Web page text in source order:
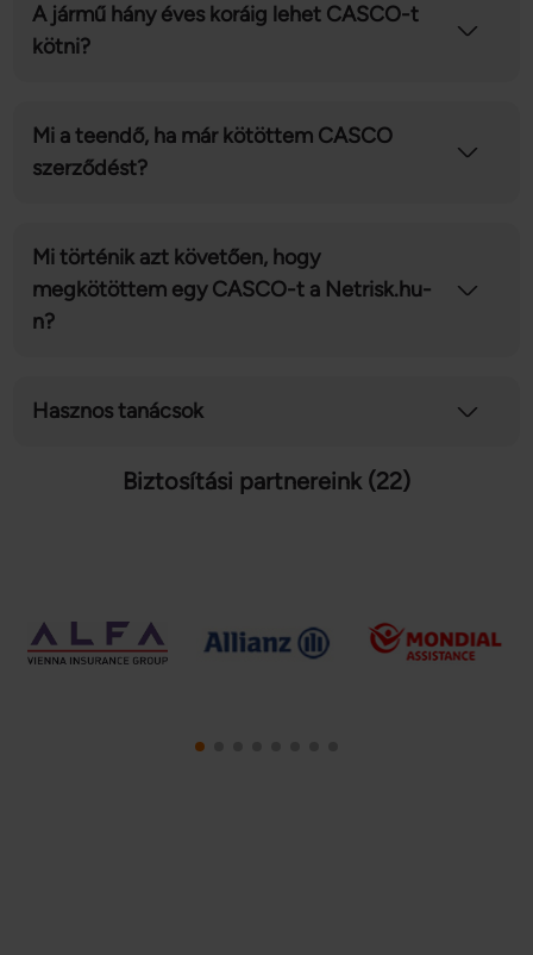
A jármű hány éves koráig lehet CASCO-t
kötni?
Mi a teendő, ha már kötöttem CASCO
szerződést?
Mi történik azt követően, hogy
megkötöttem egy CASCO-t a Netrisk.hu-
n?
Hasznos tanácsok
Biztosítási partnereink (22)
1